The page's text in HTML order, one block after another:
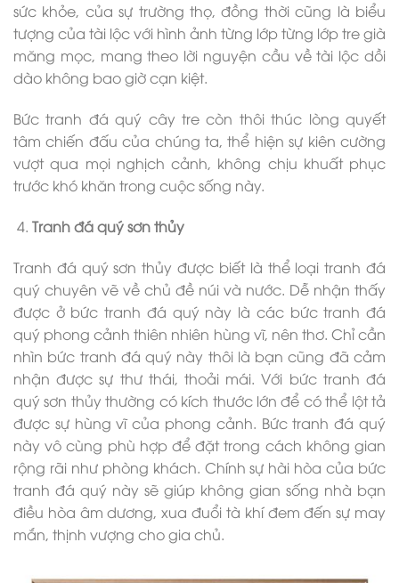
sức khỏe, của sự trường thọ, đồng thời cũng là biểu
tượng của tài lộc với hình ảnh từng lớp từng lớp tre già
măng mọc, mang theo lời nguyện cầu về tài lộc dồi
dào không bao giờ cạn kiệt.
Bức tranh đá quý cây tre còn thôi thúc lòng quyết
tâm chiến đấu của chúng ta, thể hiện sự kiên cường
vượt qua mọi nghịch cảnh, không chịu khuất phục
trước khó khăn trong cuộc sống này.
Tranh đá quý sơn thủy
Tranh đá quý sơn thủy được biết là thể loại tranh đá
quý chuyên vẽ về chủ đề núi và nước. Dễ nhận thấy
được ở bức tranh đá quý này là các bức tranh đá
quý phong cảnh thiên nhiên hùng vĩ, nên thơ. Chỉ cần
nhìn bức tranh đá quý này thôi là bạn cũng đã cảm
nhận được sự thư thái, thoải mái. Với bức tranh đá
quý sơn thủy thường có kích thước lớn để có thể lột tả
được sự hùng vĩ của phong cảnh. Bức tranh đá quý
này vô cùng phù hợp để đặt trong cách không gian
rộng rãi như phòng khách. Chính sự hài hòa của bức
tranh đá quý này sẽ giúp không gian sống nhà bạn
điều hòa âm dương, xua đuổi tà khí đem đến sự may
mắn, thịnh vượng cho gia chủ.